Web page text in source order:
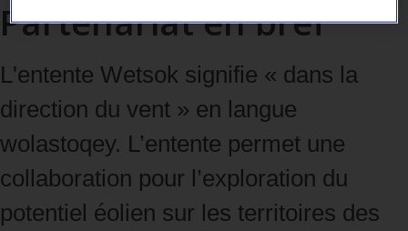
Partenariat en bref
L'entente Wetsok signifie « dans la
direction du vent » en langue
wolastoqey. L’entente permet une
collaboration pour l’exploration du
potentiel éolien sur les territoires des